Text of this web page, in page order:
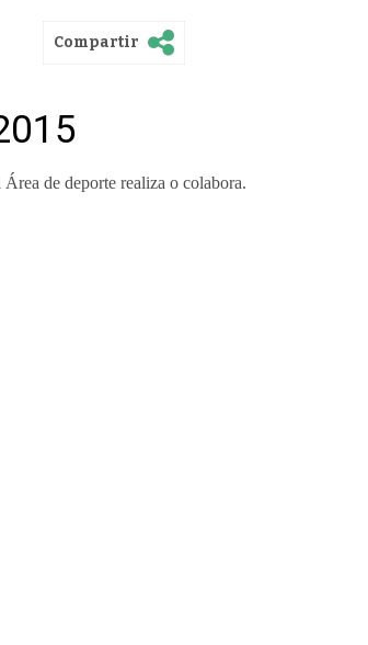
Compartir
de deporte realiza o colabora.